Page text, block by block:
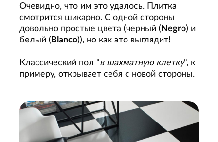
Очевидно, что им это удалось. Плитка
смотрится шикарно. С одной стороны
довольно простые цвета (черный ( Negro) и
белый ( Blanco)), но как это выглядит!
Классический пол "в шахматную клетку", к
примеру, открывает себя с новой стороны.